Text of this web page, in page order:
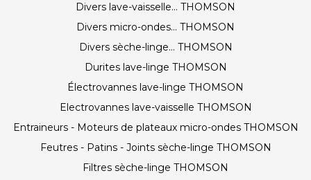
Divers lave-vaisselle... THOMSON
Divers micro-ondes... THOMSON
Divers sèche-linge... THOMSON
Durites lave-linge THOMSON
Électrovannes lave-linge THOMSON
Electrovannes lave-vaisselle THOMSON
Entraineurs - Moteurs de plateaux micro-ondes THOMSON
Feutres - Patins - Joints sèche-linge THOMSON
Filtres sèche-linge THOMSON